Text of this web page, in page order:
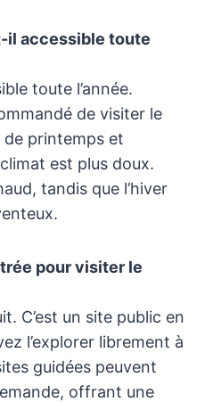
il accessible toute
toute l’année.
de visiter le
de printemps et
est plus doux.
tandis que l’hiver
pour visiter le
C’est un site public en
l’explorer librement à
guidées peuvent
offrant une